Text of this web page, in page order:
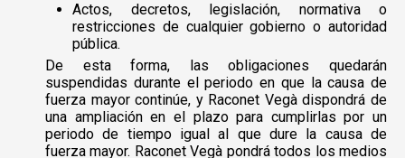
Actos, decretos, legislación, normativa o
restricciones de cualquier gobierno o autoridad
pública.
De esta forma, las obligaciones quedarán
suspendidas durante el periodo en que la causa de
fuerza mayor continúe, y Raconet Vegà dispondrá de
una ampliación en el plazo para cumplirlas por un
periodo de tiempo igual al que dure la causa de
fuerza mayor. Raconet Vegà pondrá todos los medios